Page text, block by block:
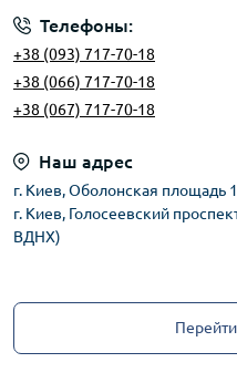
Телефоны:
+38 (093) 717-70-18
+38 (066) 717-70-18
+38 (067) 717-70-18
Наш адрес
г. Киев, Оболонская площадь
г. Киев, Голосеевский
ВДНХ)